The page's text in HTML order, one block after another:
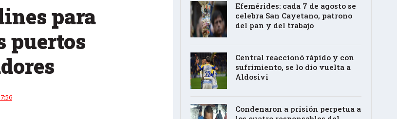
para
puertos
Efemérides: cada 7 de agosto se
celebra San Cayetano, patrono
del pan y del trabajo
Central reaccionó rápido y con
sufrimiento, se lo dio vuelta a
Aldosivi
Condenaron a prisión perpetua a